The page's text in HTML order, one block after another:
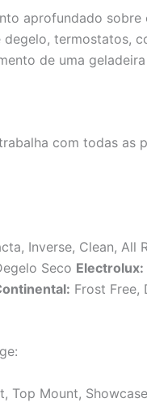
aprofundado sobre
termostatos,
de uma
com todas as
Inverse, Clean, All
Seco Electrolux:
Frost Free,
Top Mount,